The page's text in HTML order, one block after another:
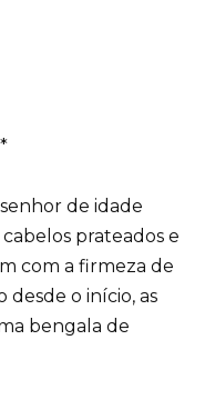
de idade
prateados e
com a firmeza de
desde o início, as
bengala de